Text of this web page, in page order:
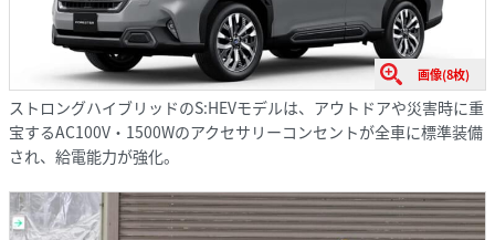
画像(8枚)
ストロングハイブリッドのS:HEVモデルは、アウトドアや災害時に重
宝するAC100V・1500Wのアクセサリーコンセントが全車に標準装備
され、給電能力が強化。